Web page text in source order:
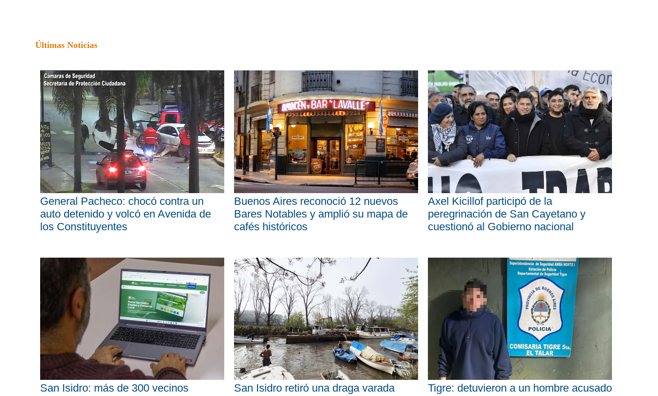
Últimas Noticias
General Pacheco: chocó contra un
auto detenido y volcó en Avenida de
los Constituyentes
Buenos Aires reconoció 12 nuevos
Bares Notables y amplió su mapa de
cafés históricos
Axel Kicillof participó de la
peregrinación de San Cayetano y
cuestionó al Gobierno nacional
San Isidro: más de 300 vecinos
San Isidro retiró una draga varada
Tigre: detuvieron a un hombre acusado